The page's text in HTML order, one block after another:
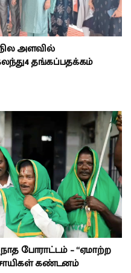
அளவில்
தங்கப்பதக்கம்
போராட்டம் – “ஏமாற்ற
கண்டனம்